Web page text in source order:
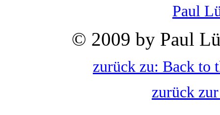
Paul
© 2009 by Paul
zurück zu: Back to
zurück